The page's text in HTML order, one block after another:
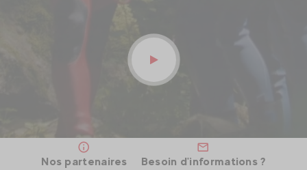
Nos partenaires Besoin d'informations ?